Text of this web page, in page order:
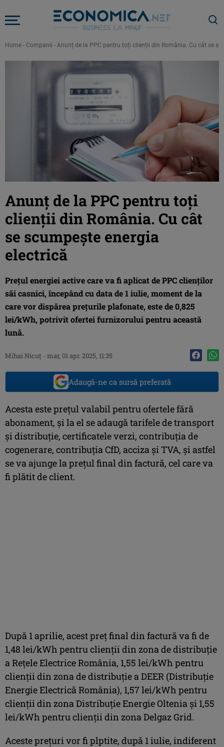
Home - Companii - Anunț de la PPC pentru toți clienții din România. Cu cât se
Anunț de la PPC pentru toți
clienții din România. Cu cât
se scumpește energia
electrică
Prețul energiei active care va fi aplicat de PPC clienților
săi casnici, începând cu data de 1 iulie, moment de la
care vor dispărea prețurile plafonate, este de 0,825
lei/kWh, potrivit ofertei furnizorului pentru această
lună.
Mihai Nicuţ - mar, 01 apr. 2025, 11:35
Adaugă-ne ca sursă preferată
Acesta este prețul valabil pentru ofertele fără
abonament, și la el se adaugă tarifele de transport
și distribuție, certificatele verzi, contribuția de
cogenerare, contribuția CfD, acciza și TVA, și astfel
se va ajunge la prețul final din factură, cel care va
fi plătit de client.
După 1 aprilie, acest preț final din factură va fi de
1,48 lei/kWh pentru clienții din zona de distribuție
a Rețele Electrice România, 1,55 lei/kWh pentru
clienții din zona de distribuție a DEER (Distribuție
Energie Electrică România), 1,57 lei/kWh pentru
clienții din zona Distribuție Energie Oltenia și 1,55
lei/kWh pentru clienții din zona Delgaz Grid.
Aceste prețuri vor fi plptite, după 1 iulie, indiferent